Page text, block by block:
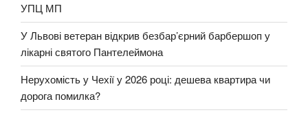
УПЦ МП
У Львові ветеран відкрив безбар’єрний барбершоп у
лікарні святого Пантелеймона
Нерухомість у Чехії у 2026 році: дешева квартира чи
дорога помилка?